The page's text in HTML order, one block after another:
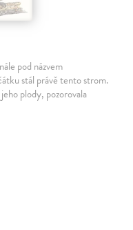
pod názvem
stál právě tento strom.
plody, pozorovala